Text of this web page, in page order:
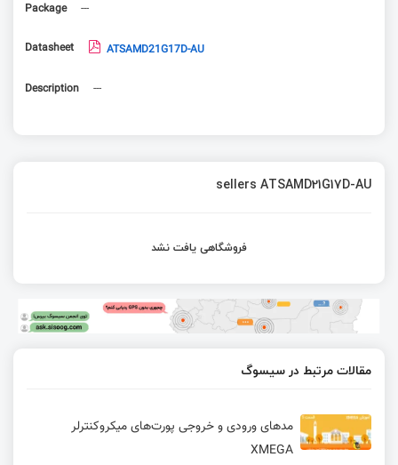
Package ---
Datasheet ATSAMD21G17D-AU
Description ---
sellers ATSAMD21G17D-AU
فروشگاهی یافت نشد
مقالات مرتبط در سیسوگ
مدهای ورودی و خروجی پورت‌های میکروکنترلر
XMEGA